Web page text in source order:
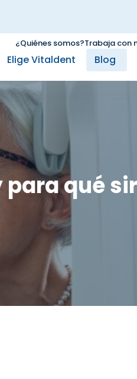
¿Quiénes somos?Trabaja con
Elige Vitaldent Blog
para qué